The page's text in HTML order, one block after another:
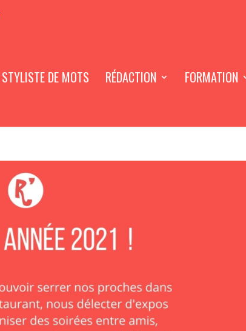
STYLISTE DE MOTS RÉDACTION FORMATION